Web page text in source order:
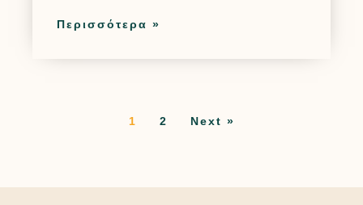
Περισσότερα »
1 2 Next »